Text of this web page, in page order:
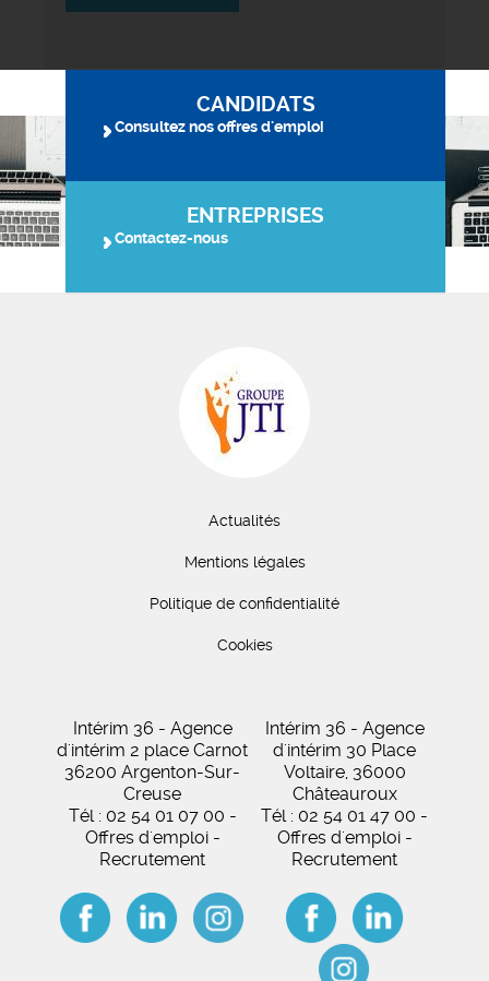
CANDIDATS
Consultez nos offres d'emploi
ENTREPRISES
Contactez-nous
Actualités
Mentions légales
Politique de confidentialité
Cookies
Intérim 36 - Agence
d'intérim 2 place Carnot
36200 Argenton-Sur-
Creuse
Tél : 02 54 01 07 00 -
Offres d'emploi -
Recrutement
Intérim 36 - Agence
d'intérim 30 Place
Voltaire, 36000
Châteauroux
Tél : 02 54 01 47 00 -
Offres d'emploi -
Recrutement